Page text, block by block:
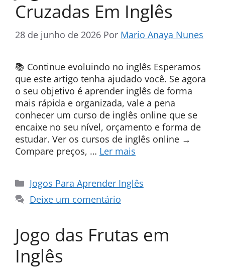
Cruzadas Em Inglês
28 de junho de 2026 Por Mario Anaya Nunes
📚 Continue evoluindo no inglês Esperamos
que este artigo tenha ajudado você. Se agora
o seu objetivo é aprender inglês de forma
mais rápida e organizada, vale a pena
conhecer um curso de inglês online que se
encaixe no seu nível, orçamento e forma de
estudar. Ver os cursos de inglês online →
Compare preços, … Ler mais
Categorias
Jogos Para Aprender Inglês
Deixe um comentário
Jogo das Frutas em
Inglês